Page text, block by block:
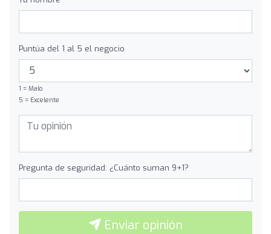
Puntúa del 1 al 5 el negocio
1 = Malo
5 = Excelente
Pregunta de seguridad: ¿Cuánto suman 9+1?
Enviar opinión